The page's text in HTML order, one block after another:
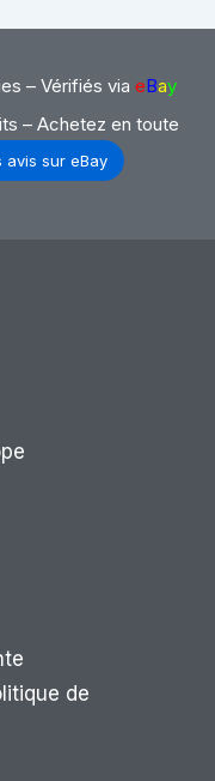
– Vérifiés via eBay
– Achetez en toute
avis sur eBay
de